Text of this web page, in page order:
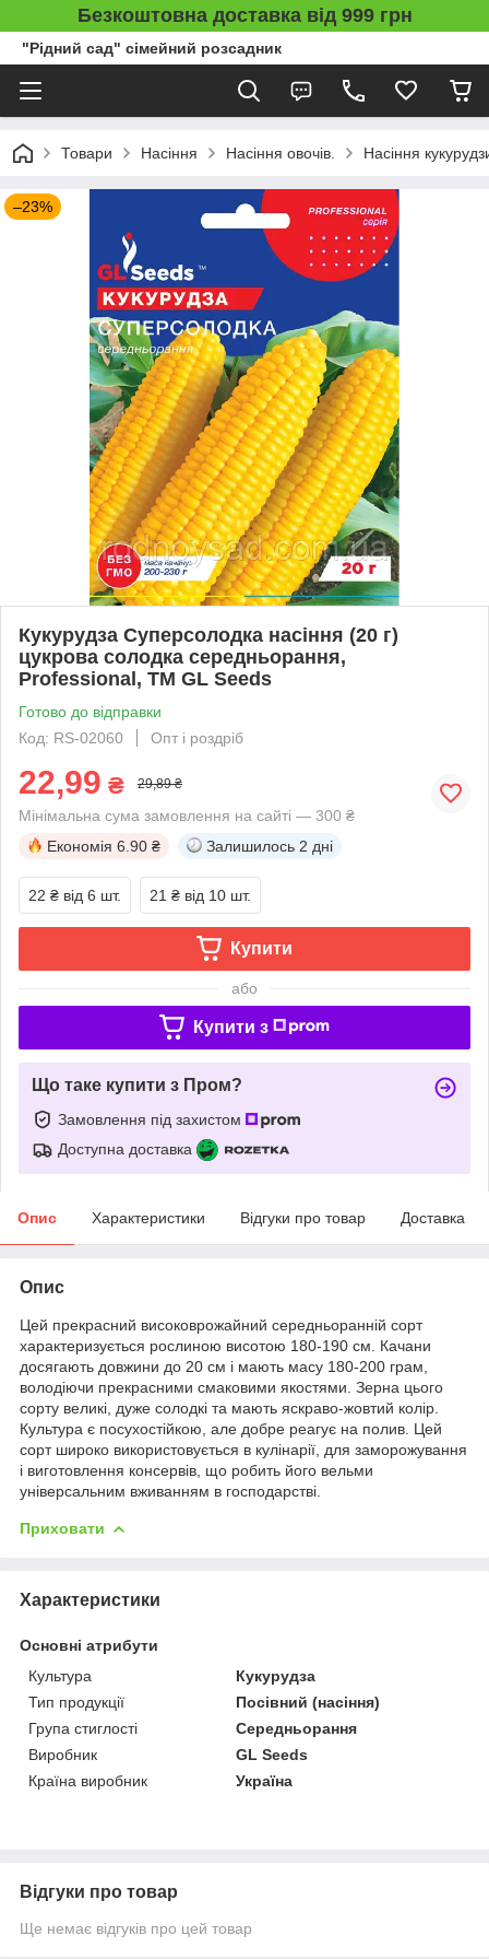
Безкоштовна доставка від 999 грн
"Рідний сад" сімейний розсадник
Товари Насіння Насіння овочів. Насіння
–23%
Кукурудза Суперсолодка насіння (20 г)
цукрова солодка середньорання,
Professional, TM GL Seeds
Готово до відправки
Код: RS-02060
Опт і роздріб
22,99 ₴ 29,89 ₴
Мінімальна сума замовлення на сайті — 300 ₴
Економія 6.90 ₴ Залишилось 2 дні
22 ₴ від 6 шт. 21 ₴ від 10 шт.
Купити
або
Купити з
Що таке купити з Пром?
Замовлення під захистом
Доступна доставка
Опис Характеристики Відгуки про товар Доставка
Опис
Цей прекрасний високоврожайний середньоранній сорт
характеризується рослиною висотою 180-190 см. Качани
досягають довжини до 20 см і мають масу 180-200 грам,
володіючи прекрасними смаковими якостями. Зерна цього
сорту великі, дуже солодкі та мають яскраво-жовтий колір.
Культура є посухостійкою, але добре реагує на полив. Цей
сорт широко використовується в кулінарії, для заморожування
і виготовлення консервів, що робить його вельми
універсальним вживанням в господарстві.
Приховати
Характеристики
Основні атрибути
Культура
Кукурудза
Тип продукції
Посівний (насіння)
Група стиглості
Середньорання
Виробник
GL Seeds
Країна виробник
Україна
Відгуки про товар
Ще немає відгуків про цей товар